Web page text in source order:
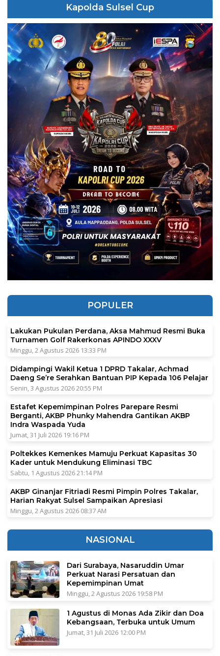
Kapolda Sulsel Cup
POPULER
Lakukan Pukulan Perdana, Aksa Mahmud Resmi Buka
Turnamen Golf Rakerkonas APINDO XXXV
Minggu, 2 Agustus 2026 13:33 PM
Didampingi Wakil Ketua 1 DPRD Takalar, Achmad
Daeng Se’re Serahkan Bantuan PIP Kepada 106 Pelajar
Senin, 3 Agustus 2026 20:55 PM
Estafet Kepemimpinan Polres Parepare Resmi
Berganti, AKBP Phunky Mahendra Gantikan AKBP
Indra Waspada Yuda
Jumat, 31 Juli 2026 19:16 PM
Poltekkes Kemenkes Mamuju Perkuat Kapasitas 30
Kader untuk Mendukung Eliminasi TBC
Sabtu, 1 Agustus 2026 21:14 PM
AKBP Ginanjar Fitriadi Resmi Pimpin Polres Takalar,
Harian Rakyat Sulsel Sampaikan Apresiasi
Minggu, 2 Agustus 2026 08:37 AM
NASIONAL
Dari Surabaya, Nasaruddin Umar
Perkuat Narasi Persatuan dan
Kepemimpinan Umat
Minggu, 2 Agustus 2026 19:58 PM
1 Agustus di Monas Ada Zikir dan Doa
Kebangsaan, Terbuka untuk Umum
Jumat, 31 Juli 2026 12:00 PM